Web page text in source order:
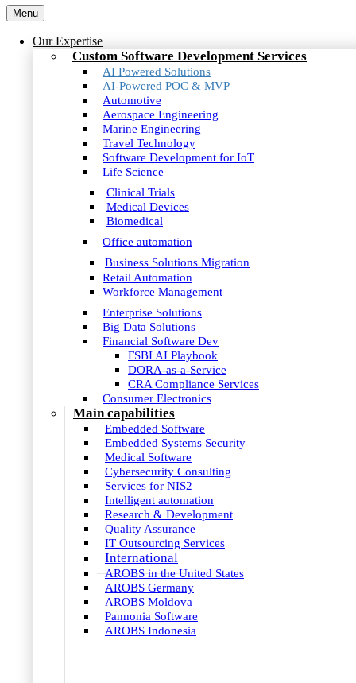
Menu
Our Expertise
Custom Software Development Services
AI Powered Solutions
AI-Powered POC & MVP
Automotive
Aerospace Engineering
Marine Engineering
Travel Technology
Software Development for IoT
Life Science
Clinical Trials
Medical Devices
Biomedical
Office automation
Business Solutions Migration
Retail Automation
Workforce Management
Enterprise Solutions
Big Data Solutions
Financial Software Dev
FSBI AI Playbook
DORA-as-a-Service
CRA Compliance Services
Consumer Electronics
Main capabilities
Embedded Software
Embedded Systems Security
Medical Software
Cybersecurity Consulting
Services for NIS2
Intelligent automation
Research & Development
Quality Assurance
IT Outsourcing Services
International
AROBS in the United States
AROBS Germany
AROBS Moldova
Pannonia Software
AROBS Indonesia